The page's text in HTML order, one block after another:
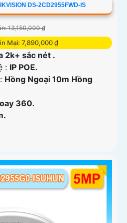
DS-2CD2955FWD-IS
13,150,000 ₫
Mại: 7,890,000 ₫
2k+ sắc nét .
: IP POE.
Hồng Ngoại 10m Hồng
360.